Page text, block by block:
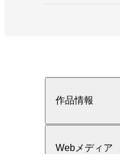
作品情報
Webメディア